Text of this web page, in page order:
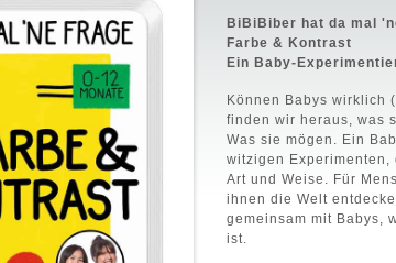
BiBiBiber hat da mal
Farbe & Kontrast
Ein Baby-
Können Babys wirklich
finden wir heraus, was
Was sie mögen. Ein
witzigen Experimenten,
Art und Weise. Für
ihnen die Welt
gemeinsam mit Babys,
ist.